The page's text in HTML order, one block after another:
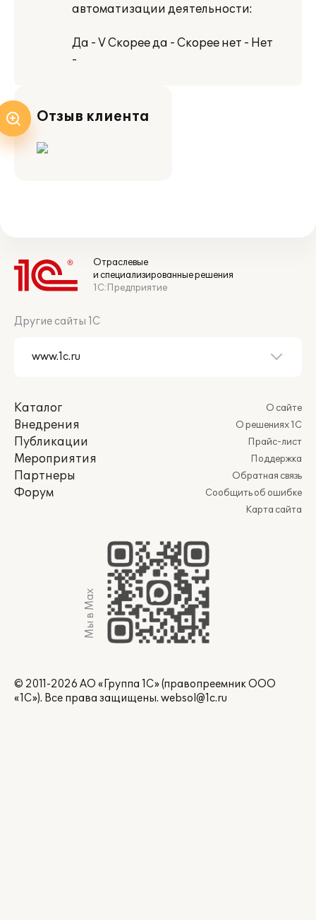
автоматизации деятельности:
Да - V Скорее да - Скорее нет - Нет
-
Отзыв клиента
Отраслевые
и специализированные решения
1С:Предприятие
Другие сайты 1С
Каталог
Внедрения
Публикации
Мероприятия
Партнеры
Форум
О сайте
О решениях 1С
Прайс-лист
Поддержка
Обратная связь
Сообщить об ошибке
Карта сайта
Мы в Max
© 2011-2026 АО «Группа 1С» (правопреемник ООО
«1С»). Все права защищены. websol@1c.ru